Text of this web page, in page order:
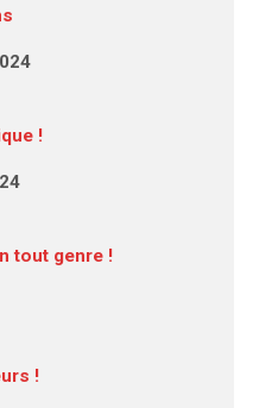
!
tout genre !
!